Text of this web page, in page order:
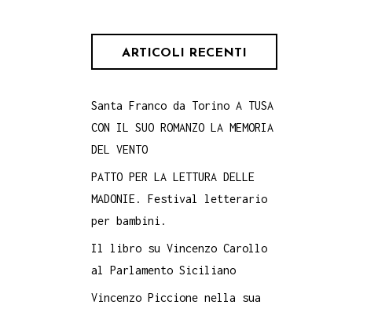
ARTICOLI RECENTI
Santa Franco da Torino A TUSA
CON IL SUO ROMANZO LA MEMORIA
DEL VENTO
PATTO PER LA LETTURA DELLE
MADONIE. Festival letterario
per bambini.
Il libro su Vincenzo Carollo
al Parlamento Siciliano
Vincenzo Piccione nella sua